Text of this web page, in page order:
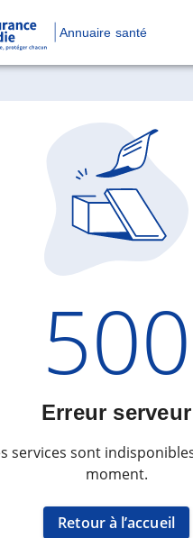
Annuaire santé
500
Erreur serveur
services sont
moment.
Retour à l’accueil